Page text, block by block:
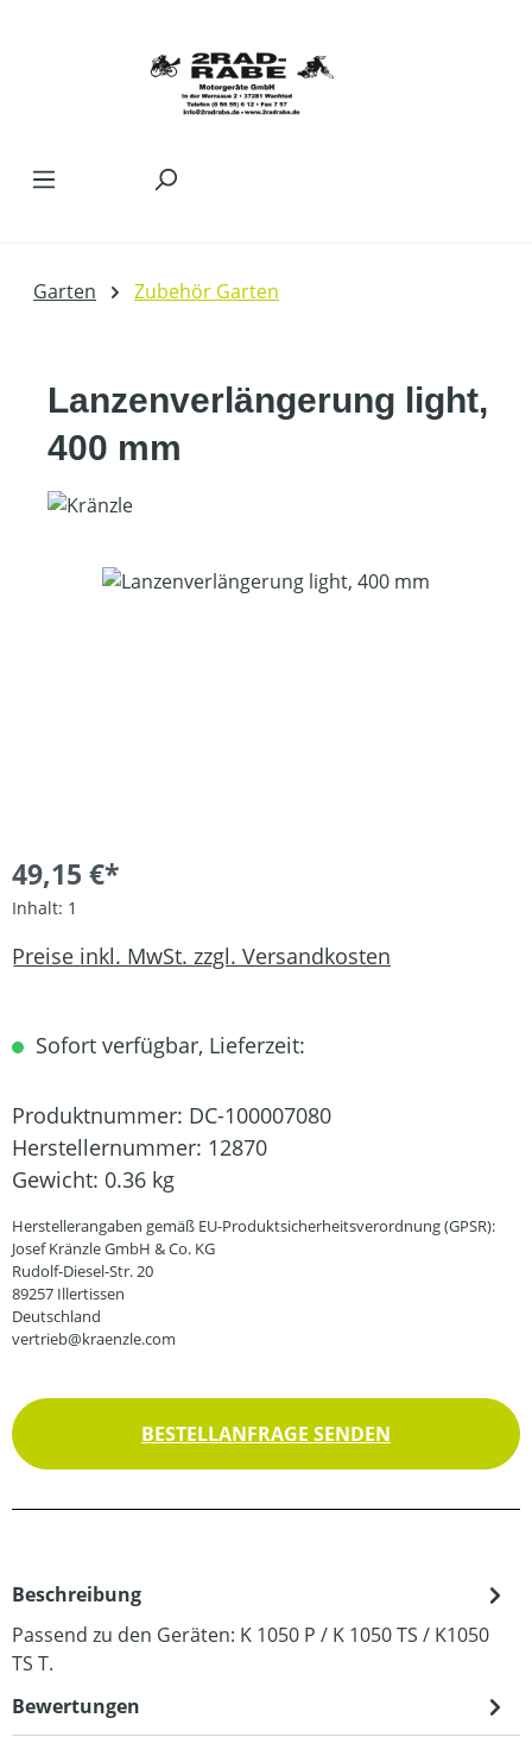
Garten Zubehör Garten
Lanzenverlängerung light,
400 mm
Bildergalerie überspringen
49,15 €*
Inhalt: 1
Preise inkl. MwSt. zzgl. Versandkosten
Sofort verfügbar, Lieferzeit:
Produktnummer: DC-100007080
Herstellernummer: 12870
Gewicht: 0.36 kg
Herstellerangaben gemäß EU-Produktsicherheitsverordnung (GPSR):
Josef Kränzle GmbH & Co. KG
Rudolf-Diesel-Str. 20
89257 Illertissen
Deutschland
vertrieb@kraenzle.com
BESTELLANFRAGE SENDEN
Beschreibung
Passend zu den Geräten: K 1050 P / K 1050 TS / K1050
TS T.
Bewertungen